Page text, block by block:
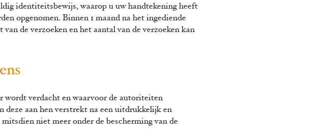
identiteitsbewijs, waarop u uw handtekening heeft
opgenomen. Binnen 1 maand na het ingediende
de verzoeken en het aantal van de verzoeken kan
wordt verdacht en waarvoor de autoriteiten
deze aan hen verstrekt na een uitdrukkelijk en
niet meer onder de bescherming van de